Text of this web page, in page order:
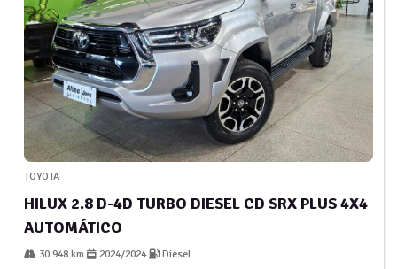
TOYOTA
HILUX 2.8 D-4D TURBO DIESEL CD SRX PLUS 4X4
AUTOMÁTICO
30.948 km 2024/2024
Diesel